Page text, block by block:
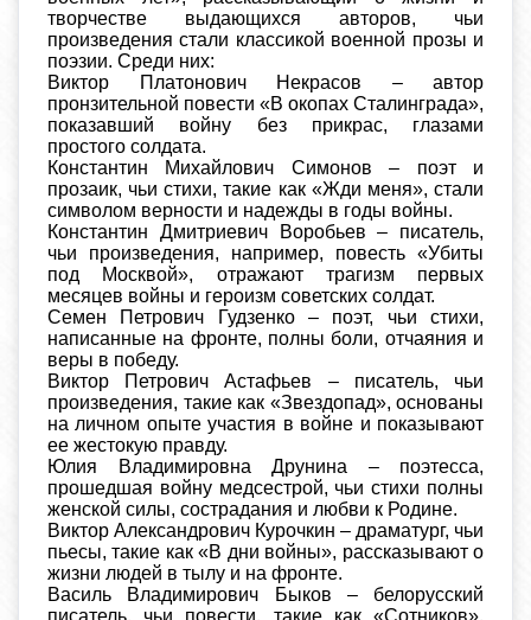
творчестве выдающихся авторов, чьи
произведения стали классикой военной прозы и
поэзии. Среди них:
Виктор Платонович Некрасов – автор
пронзительной повести «В окопах Сталинграда»,
показавший войну без прикрас, глазами
простого солдата.
Константин Михайлович Симонов – поэт и
прозаик, чьи стихи, такие как «Жди меня», стали
символом верности и надежды в годы войны.
Константин Дмитриевич Воробьев – писатель,
чьи произведения, например, повесть «Убиты
под Москвой», отражают трагизм первых
месяцев войны и героизм советских солдат.
Семен Петрович Гудзенко – поэт, чьи стихи,
написанные на фронте, полны боли, отчаяния и
веры в победу.
Виктор Петрович Астафьев – писатель, чьи
произведения, такие как «Звездопад», основаны
на личном опыте участия в войне и показывают
ее жестокую правду.
Юлия Владимировна Друнина – поэтесса,
прошедшая войну медсестрой, чьи стихи полны
женской силы, сострадания и любви к Родине.
Виктор Александрович Курочкин – драматург, чьи
пьесы, такие как «В дни войны», рассказывают о
жизни людей в тылу и на фронте.
Василь Владимирович Быков – белорусский
писатель, чьи повести, такие как «Сотников»,